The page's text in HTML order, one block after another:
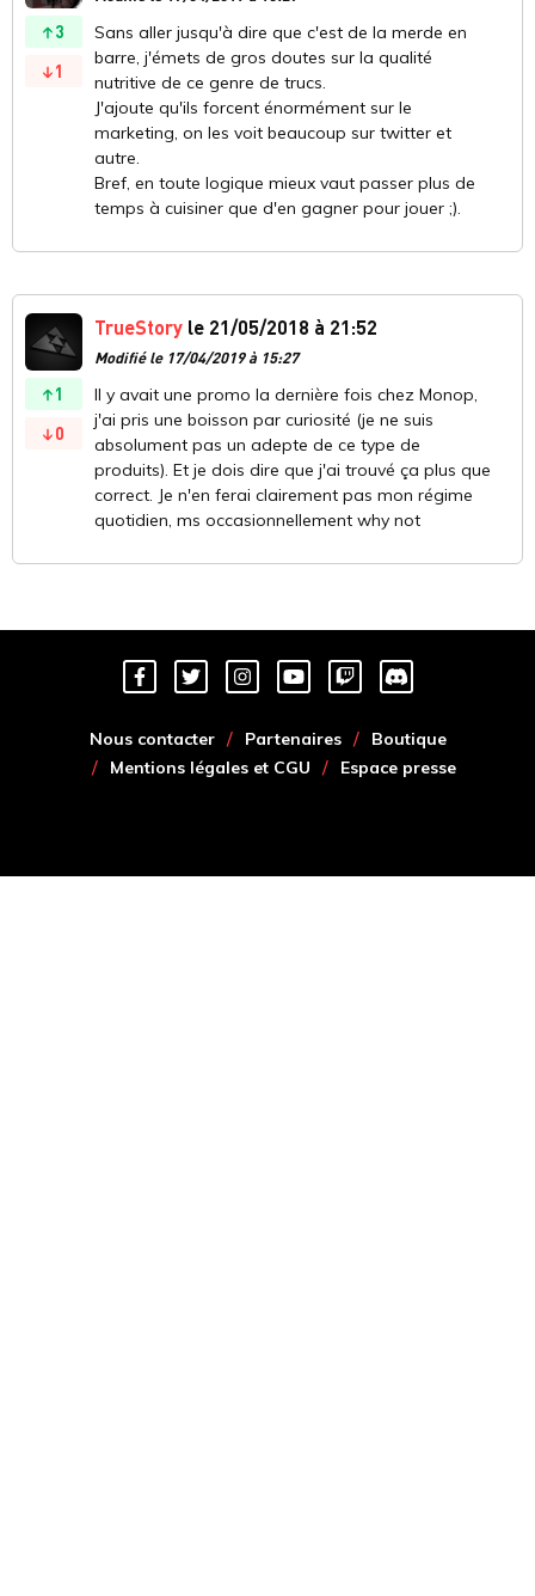
3
1
Sans aller jusqu'à dire que c'est de la merde en
barre, j'émets de gros doutes sur la qualité
nutritive de ce genre de trucs.
J'ajoute qu'ils forcent énormément sur le
marketing, on les voit beaucoup sur twitter et
autre.
Bref, en toute logique mieux vaut passer plus de
temps à cuisiner que d'en gagner pour jouer ;).
1
0
TrueStory le 21/05/2018 à 21:52
Modifié le 17/04/2019 à 15:27
Il y avait une promo la dernière fois chez Monop,
j'ai pris une boisson par curiosité (je ne suis
absolument pas un adepte de ce type de
produits). Et je dois dire que j'ai trouvé ça plus que
correct. Je n'en ferai clairement pas mon régime
quotidien, ms occasionnellement why not
Nous contacter Partenaires
Boutique
Mentions légales et CGU
Espace presse